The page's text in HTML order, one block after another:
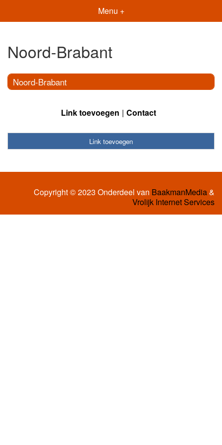
Menu +
Noord-Brabant
Noord-Brabant
Link toevoegen Contact
Link toevoegen
Copyright © 2023 Onderdeel van BaakmanMedia&
Vrolijk Internet Services